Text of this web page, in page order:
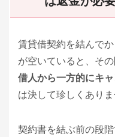
賃貸借契約を結んで
が空いていると、そ
借人から一方的にキ
は決して珍しくありま
契約書を結ぶ前の段